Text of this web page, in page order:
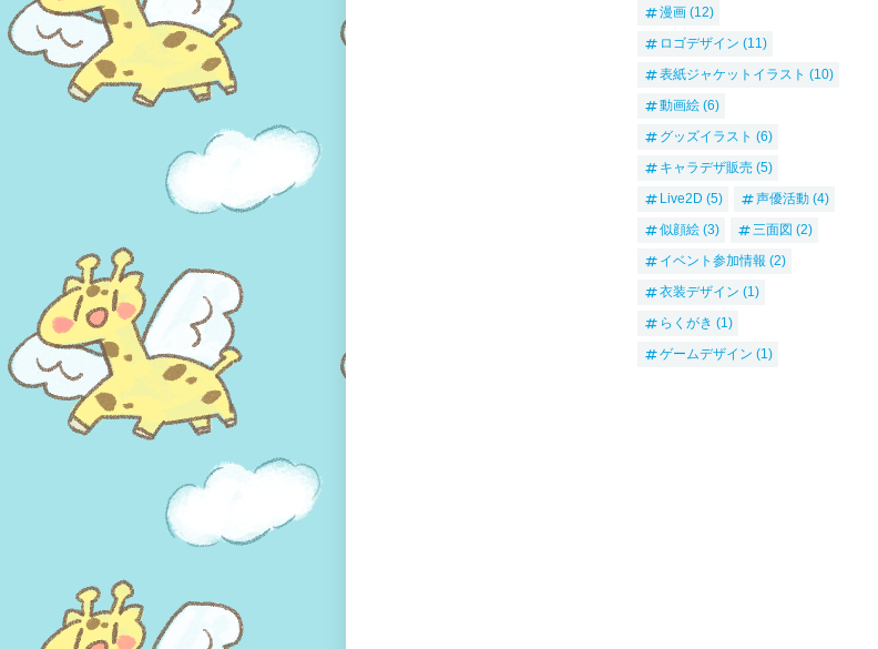
漫画 (12)
ロゴデザイン (11)
表紙ジャケットイラスト (10)
動画絵 (6)
グッズイラスト (6)
キャラデザ販売 (5)
Live2D (5) 声優活動 (4)
似顔絵 (3) 三面図 (2)
イベント参加情報 (2)
衣装デザイン (1)
らくがき (1)
ゲームデザイン (1)